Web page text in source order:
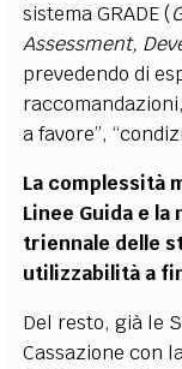
sistema GRADE (
Assessment,
prevedendo di
a favore”,
La complessità
Linee Guida e
triennale delle
utilizzabilità a
Del resto, già le
Cassazione con